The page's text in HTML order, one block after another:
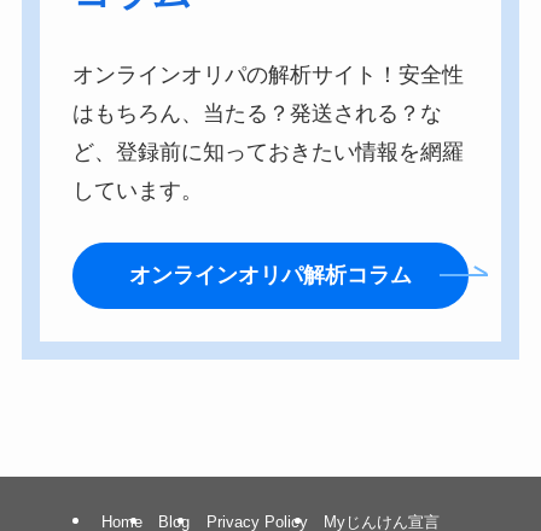
オンラインオリパの解析サイト！安全性
はもちろん、当たる？発送される？な
ど、登録前に知っておきたい情報を網羅
しています。
オンラインオリパ解析コラム
Home Blog Privacy Policy Myじんけん宣言